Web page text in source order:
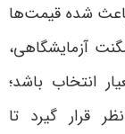
باعث شده قیمت‌ها
آزمایشگاهی،
انتخاب باشد؛
قرار گیرد تا